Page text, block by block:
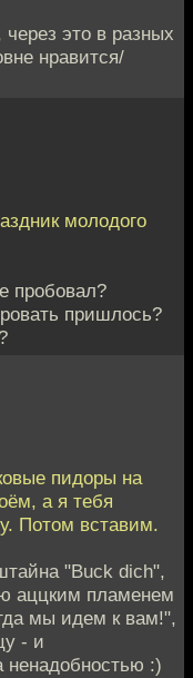
это в разных
нравится/
молодого
пробовал?
пришлось?
пидоры на
а я тебя
Потом вставим.
"Buck dich",
аццким пламенем
мы идем к вам!",
- и
:)